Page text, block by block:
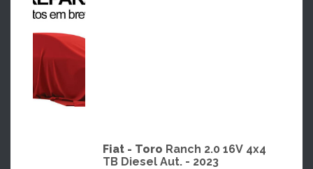
Fiat - Toro Ranch 2.0 16V 4x4
TB Diesel Aut. - 2023